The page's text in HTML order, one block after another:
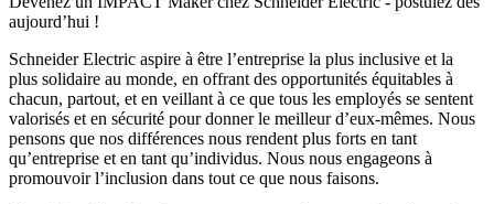
aujourd’hui !
Schneider Electric aspire à être l’entreprise la plus inclusive et la
plus solidaire au monde, en offrant des opportunités équitables à
chacun, partout, et en veillant à ce que tous les employés se sentent
valorisés et en sécurité pour donner le meilleur d’eux-mêmes. Nous
pensons que nos différences nous rendent plus forts en tant
qu’entreprise et en tant qu’individus. Nous nous engageons à
promouvoir l’inclusion dans tout ce que nous faisons.